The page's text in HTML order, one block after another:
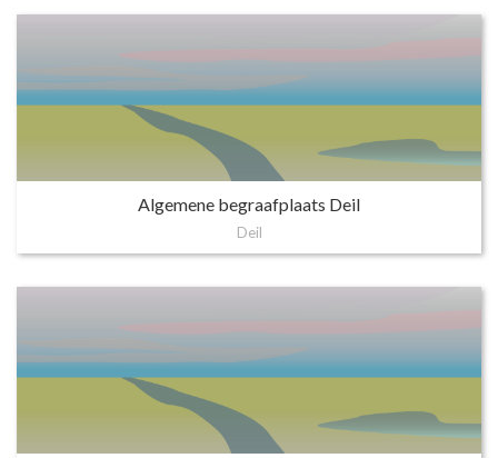
Algemene begraafplaats Deil
Deil